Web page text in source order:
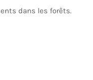
dans les forêts.